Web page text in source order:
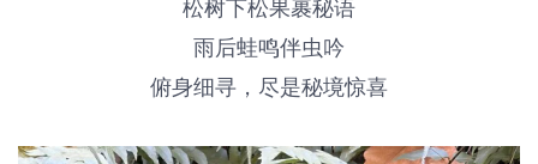
松树下松果裹秘语
雨后蛙鸣伴虫吟
俯身细寻，尽是秘境惊喜